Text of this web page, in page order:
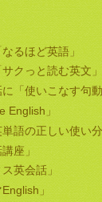
るほど英語」
クっと読む英文」
「使いこなす句動
English」
語の正しい使い分
座」
英会話」
」